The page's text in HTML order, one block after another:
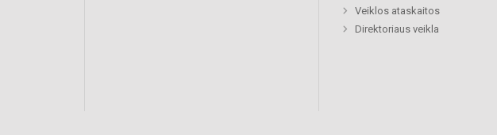
Veiklos ataskaitos
Direktoriaus veikla